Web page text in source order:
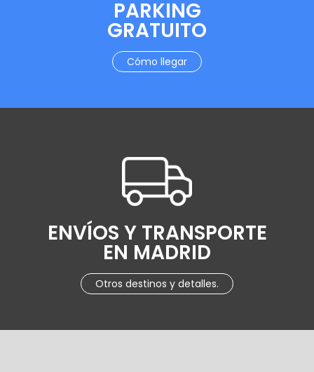
PARKING
GRATUITO
Cómo llegar
ENVÍOS Y TRANSPORTE
EN MADRID
Otros destinos y detalles.